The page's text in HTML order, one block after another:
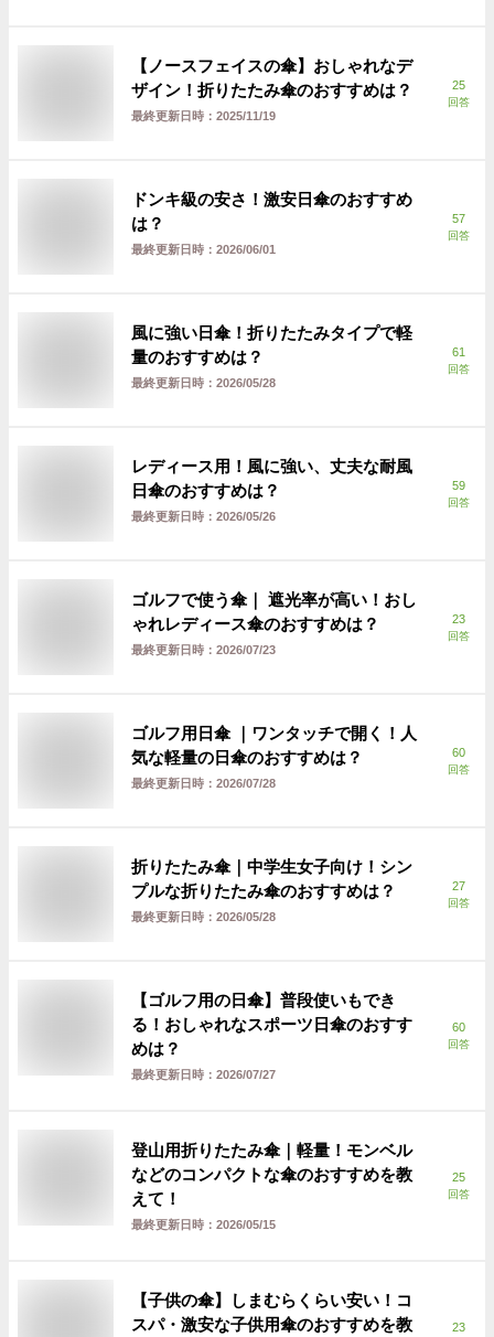
【ノースフェイスの傘】おしゃれなデ
ザイン！折りたたみ傘のおすすめは？
最終更新日時： 2025/11/19
25
回答
ドンキ級の安さ！激安日傘のおすすめ
は？
最終更新日時： 2026/06/01
57
回答
風に強い日傘！折りたたみタイプで軽
量のおすすめは？
最終更新日時： 2026/05/28
61
回答
レディース用！風に強い、丈夫な耐風
日傘のおすすめは？
最終更新日時： 2026/05/26
59
回答
ゴルフで使う傘｜ 遮光率が高い！おし
ゃれレディース傘のおすすめは？
最終更新日時： 2026/07/23
23
回答
ゴルフ用日傘 ｜ワンタッチで開く！人
気な軽量の日傘のおすすめは？
最終更新日時： 2026/07/28
60
回答
折りたたみ傘｜中学生女子向け！シン
プルな折りたたみ傘のおすすめは？
最終更新日時： 2026/05/28
27
回答
【ゴルフ用の日傘】普段使いもでき
る！おしゃれなスポーツ日傘のおすす
めは？
最終更新日時： 2026/07/27
60
回答
登山用折りたたみ傘｜軽量！モンベル
などのコンパクトな傘のおすすめを教
えて！
最終更新日時： 2026/05/15
25
回答
【子供の傘】しまむらくらい安い！コ
スパ・激安な子供用傘のおすすめを教
23